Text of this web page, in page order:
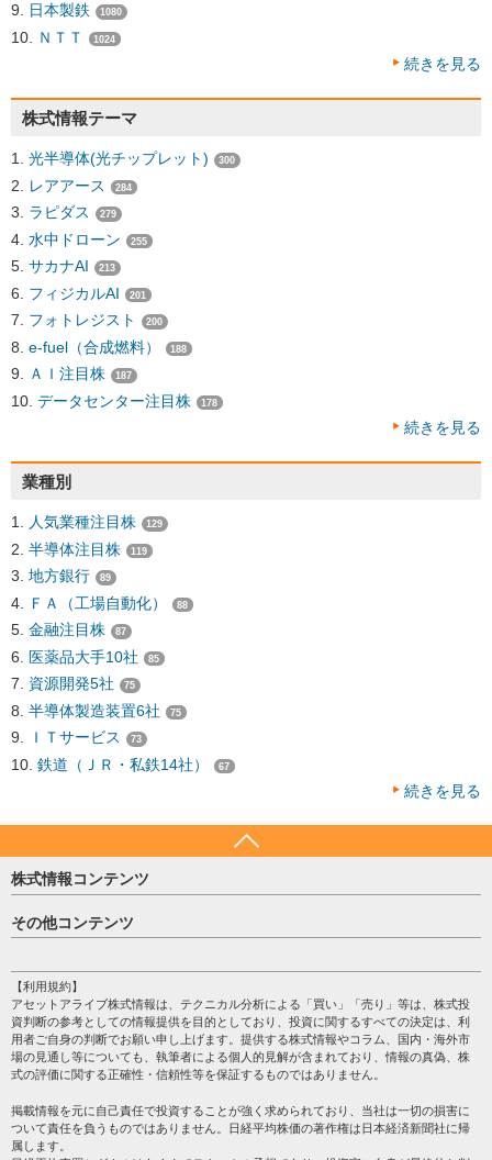
日本製鉄 1080
ＮＴＴ 1024
続きを見る
株式情報テーマ
光半導体(光チップレット) 300
レアアース 284
ラピダス 279
水中ドローン 255
サカナAI 213
フィジカルAI 201
フォトレジスト 200
e-fuel（合成燃料） 188
ＡＩ注目株 187
データセンター注目株 178
続きを見る
業種別
人気業種注目株 129
半導体注目株 119
地方銀行 89
ＦＡ（工場自動化） 88
金融注目株 87
医薬品大手10社 85
資源開発5社 75
半導体製造装置6社 75
ＩＴサービス 73
鉄道（ＪＲ・私鉄14社） 67
続きを見る
株式情報コンテンツ
日経平均
売買シグナル
株テーマ情報
海外市況
投資カレンダー
格付け情報
その他コンテンツ
個人情報保護方針
プライバシーポリシー
会社案内
サイトマップ
過去データ
【利用規約】
アセットアライブ株式情報は、テクニカル分析による「買い」「売り」等は、株式投
資判断の参考としての情報提供を目的としており、投資に関するすべての決定は、利
用者ご自身の判断でお願い申し上げます。提供する株式情報やコラム、国内・海外市
場の見通し等についても、執筆者による個人的見解が含まれており、情報の真偽、株
式の評価に関する正確性・信頼性等を保証するものではありません。
掲載情報を元に自己責任で投資することが強く求められており、当社は一切の損害に
ついて責任を負うものではありません。日経平均株価の著作権は日本経済新聞社に帰
属します。